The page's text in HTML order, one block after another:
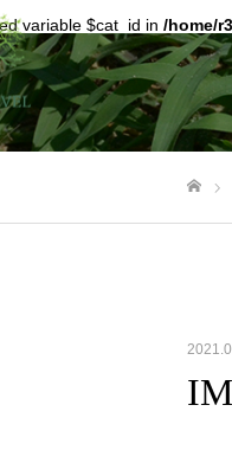
variable $cat_id in /home/